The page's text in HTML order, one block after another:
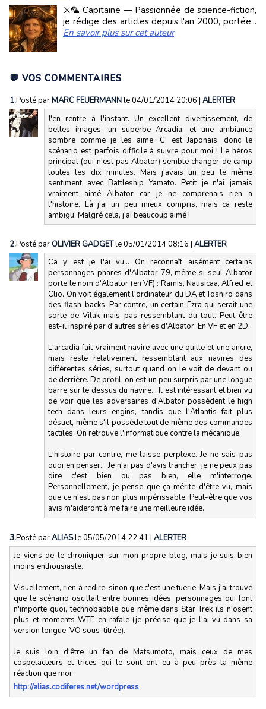
⚔️🦜 Capitaine — Passionnée de science-fiction,
je rédige des articles depuis l'an 2000, portée...
En savoir plus sur cet auteur
💬 VOS COMMENTAIRES
1.Posté parMARC FEUERMANNle 04/01/2014 20:06 | ALERTER
J'en rentre à l'instant. Un excellent divertissement, de
belles images, un superbe Arcadia, et une ambiance
sombre comme je les aime. C' est Japonais, donc le
scénario est parfois difficile à suivre pour moi ! Le héros
principal (qui n'est pas Albator) semble changer de camp
toutes les dix minutes. Mais j'avais un peu le même
sentiment avec Battleship Yamato. Petit je n'ai jamais
vraiment aimé Albator car je ne comprenais rien a
l'histoire. Là j'ai un peu mieux compris, mais ca reste
ambigu. Malgré cela, j'ai beaucoup aimé !
2.Posté parOLIVIER GADGETle 05/01/2014 08:16 | ALERTER
Ca y est je l'ai vu... On reconnaît aisément certains
personnages phares d'Albator 79, même si seul Albator
porte le nom d'Albator (en VF) : Ramis, Nausicaa, Alfred et
Clio. On voit également l'ordinateur du DA et Toshiro dans
des flash-backs. Par contre, un certain Ezra qui serait une
sorte de Vilak mais pas ressemblant du tout. Peut-être
est-il inspiré par d'autres séries d'Albator. En VF et en 2D.
L'arcadia fait vraiment navire avec une quille et une ancre,
mais reste relativement ressemblant aux navires des
différentes séries, surtout quand on le voit de devant ou
de derrière. De profil, on est un peu surpris par une longue
barre sur le dessus du navire... Il est intéressant et bien vu
de voir que les adversaires d'Albator possèdent le high
tech dans leurs engins, tandis que l'Atlantis fait plus
désuet, même s'il possède tout de même des commandes
tactiles. On retrouve l'informatique contre la mécanique.
L'histoire par contre, me laisse perplexe. Je ne sais pas
quoi en penser... Je n'ai pas d'avis trancher, je ne peux pas
dire c'est bien ou pas bien, elle m'interroge.
Personnellement, je pense que ça mérite d'être vu, mais
que ce n'est pas non plus impérissable. Peut-être que vos
avis m'aideront à me faire une meilleure idée.
3.Posté parALIASle 05/05/2014 22:41 | ALERTER
Je viens de le chroniquer sur mon propre blog, mais je suis bien
moins enthousiaste.
Visuellement, rien à redire, sinon que c'est une tuerie. Mais j'ai trouvé
que le scénario oscillait entre bonnes idées, personnages qui font
n'importe quoi, technobabble que même dans Star Trek ils n'osent
plus et moments WTF en rafale (je précise que je l'ai vu dans sa
version longue, VO sous-titrée).
Je suis loin d'être un fan de Matsumoto, mais ceux de mes
cospetacteurs et trices qui le sont ont eu à peu près la même
réaction que moi.
http://alias.codiferes.net/wordpress